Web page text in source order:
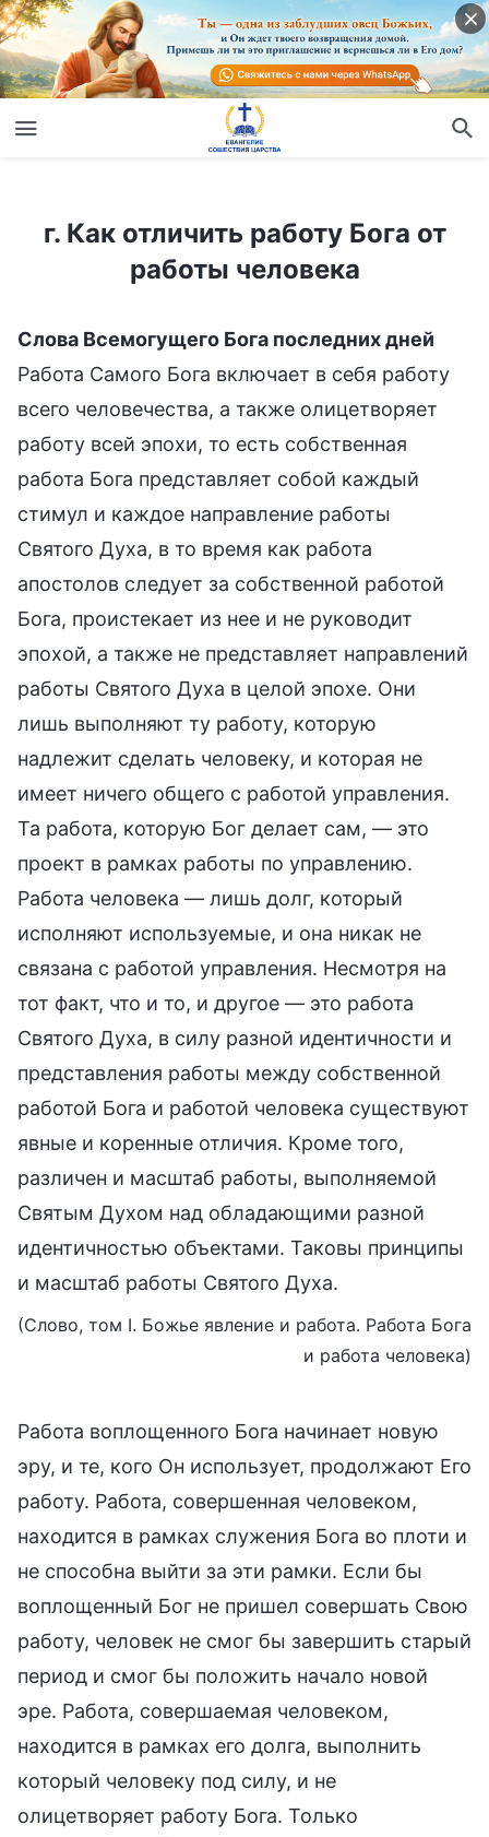
г. Как отличить работу Бога от работы человека
г. Как отличить работу Бога от
работы человека
Слова Всемогущего Бога последних дней
Работа Самого Бога включает в себя работу
всего человечества, а также олицетворяет
работу всей эпохи, то есть собственная
работа Бога представляет собой каждый
стимул и каждое направление работы
Святого Духа, в то время как работа
апостолов следует за собственной работой
Бога, проистекает из нее и не руководит
эпохой, а также не представляет направлений
работы Святого Духа в целой эпохе. Они
лишь выполняют ту работу, которую
надлежит сделать человеку, и которая не
имеет ничего общего с работой управления.
Та работа, которую Бог делает сам, — это
проект в рамках работы по управлению.
Работа человека — лишь долг, который
исполняют используемые, и она никак не
связана с работой управления. Несмотря на
тот факт, что и то, и другое — это работа
Святого Духа, в силу разной идентичности и
представления работы между собственной
работой Бога и работой человека существуют
явные и коренные отличия. Кроме того,
различен и масштаб работы, выполняемой
Святым Духом над обладающими разной
идентичностью объектами. Таковы принципы
и масштаб работы Святого Духа.
(Слово, том I. Божье явление и работа. Работа Бога
и работа человека)
Работа воплощенного Бога начинает новую
эру, и те, кого Он использует, продолжают Его
работу. Работа, совершенная человеком,
находится в рамках служения Бога во плоти и
не способна выйти за эти рамки. Если бы
воплощенный Бог не пришел совершать Свою
работу, человек не смог бы завершить старый
период и смог бы положить начало новой
эре. Работа, совершаемая человеком,
находится в рамках его долга, выполнить
который человеку под силу, и не
олицетворяет работу Бога. Только